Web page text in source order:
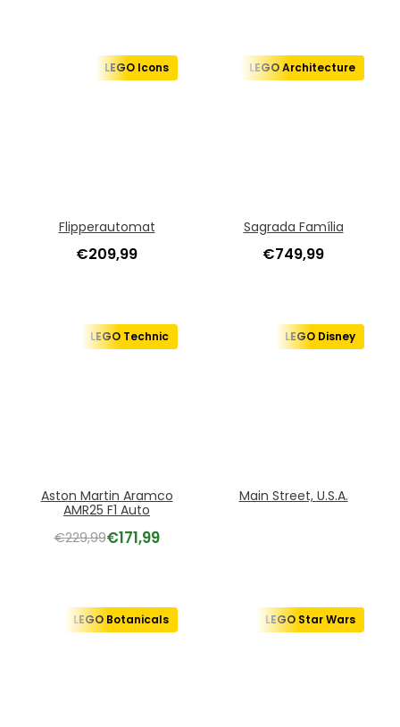
LEGO Icons
Flipperautomat
€209,99
LEGO Architecture
Sagrada Família
€749,99
LEGO Technic
Aston Martin Aramco
AMR25 F1 Auto
€229,99€171,99
LEGO Disney
Main Street, U.S.A.
LEGO Botanicals LEGO Star Wars